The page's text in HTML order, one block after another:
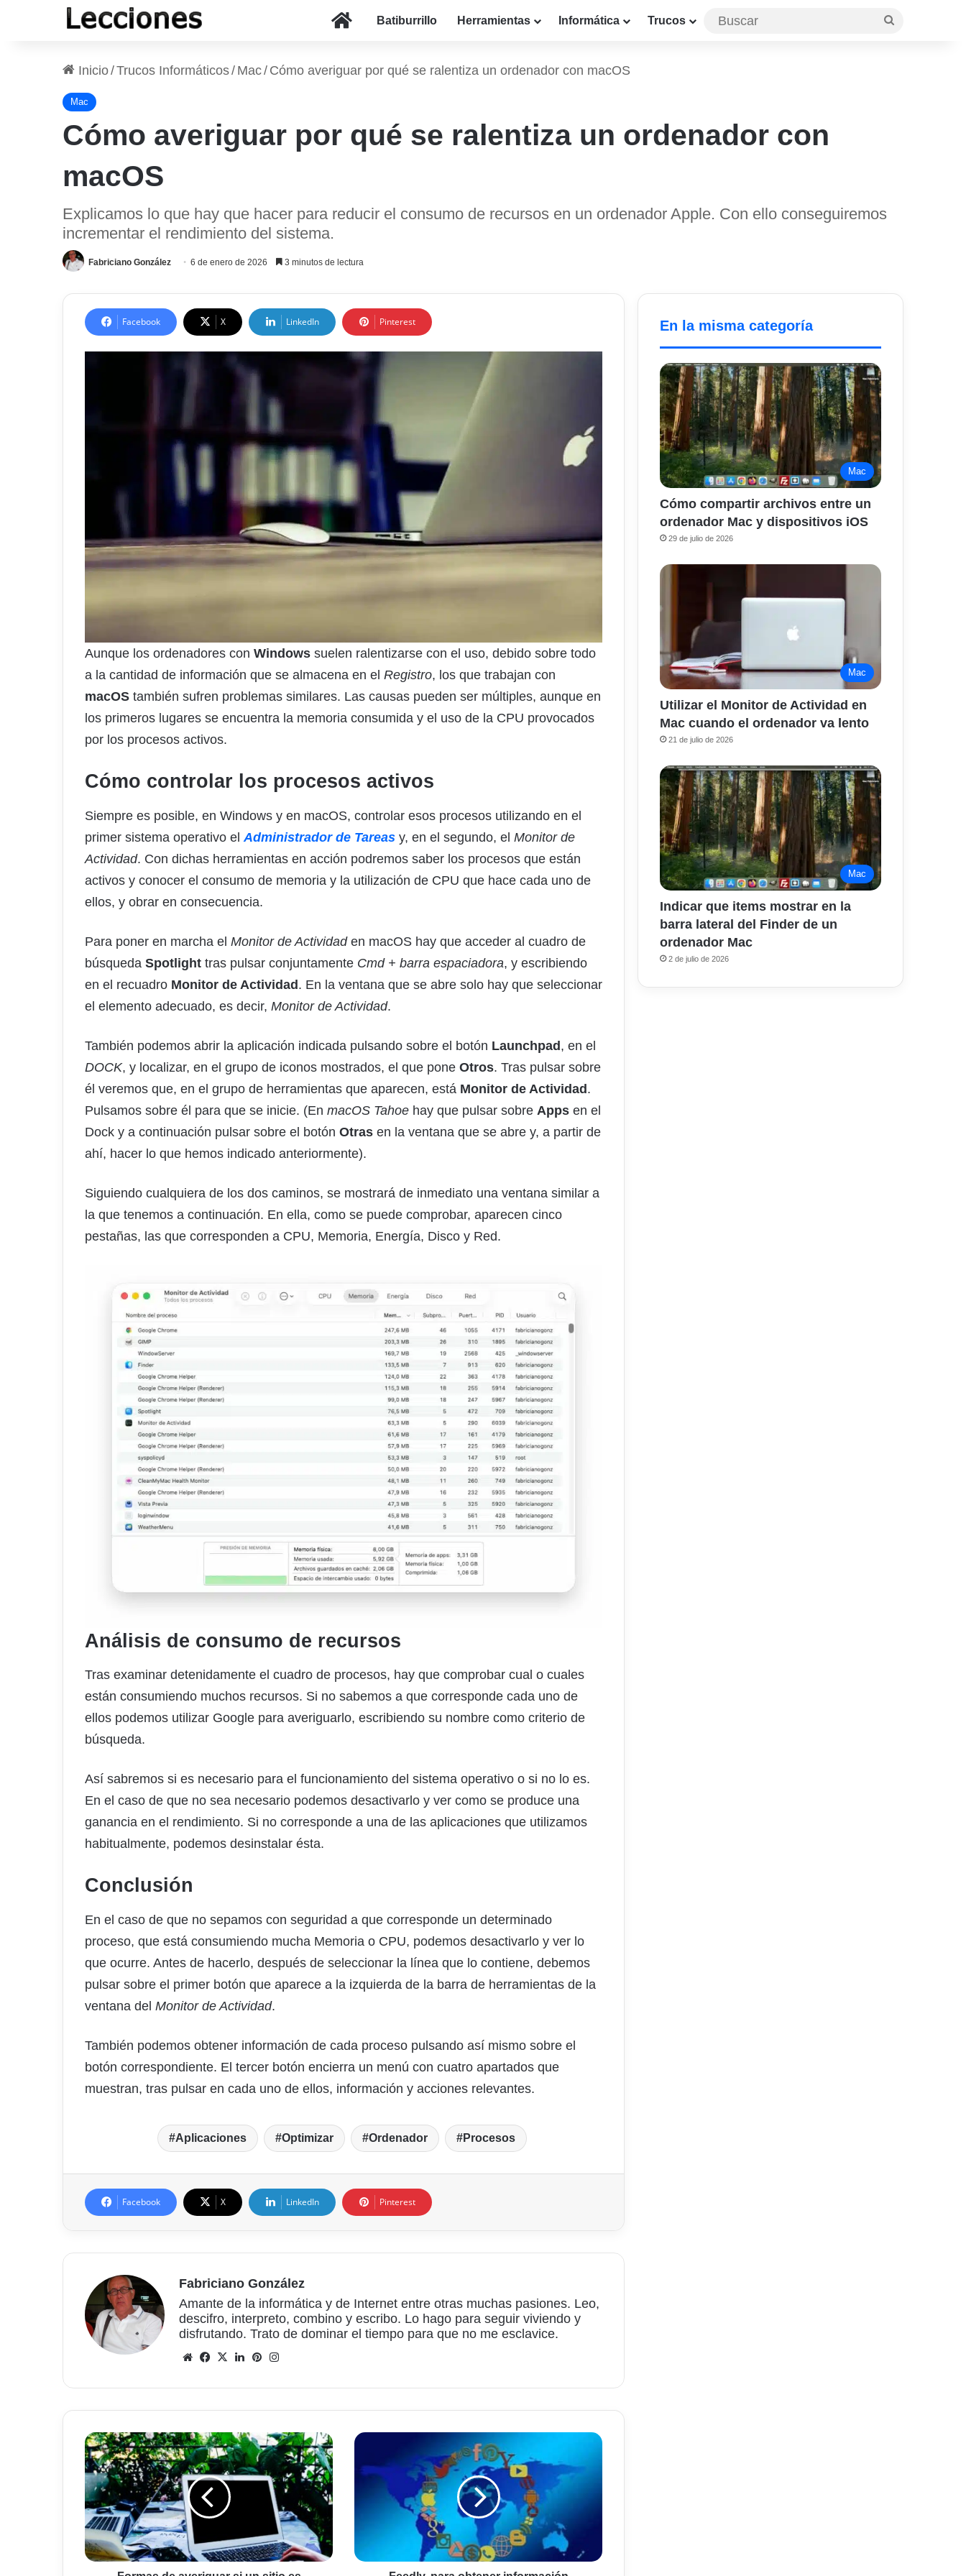
InicioBatiburrillo Herramientas Informática Trucos
Inicio/Trucos Informáticos/ Mac/ Cómo averiguar por qué se ralentiza un ordenador con macOS
Mac
Cómo averiguar por qué se ralentiza un ordenador con
macOS
Explicamos lo que hay que hacer para reducir el consumo de recursos en un ordenador Apple. Con ello conseguiremos
incrementar el rendimiento del sistema.
Fabriciano González 6 de enero de 2026 3 minutos de lectura
Facebook X LinkedIn Pinterest
Aunque los ordenadores con Windows suelen ralentizarse con el uso, debido sobre todo
a la cantidad de información que se almacena en el Registro, los que trabajan con
macOS también sufren problemas similares. Las causas pueden ser múltiples, aunque en
los primeros lugares se encuentra la memoria consumida y el uso de la CPU provocados
por los procesos activos.
Cómo controlar los procesos activos
Siempre es posible, en Windows y en macOS, controlar esos procesos utilizando en el
primer sistema operativo el Administrador de Tareas y, en el segundo, el Monitor de
Actividad. Con dichas herramientas en acción podremos saber los procesos que están
activos y conocer el consumo de memoria y la utilización de CPU que hace cada uno de
ellos, y obrar en consecuencia.
Para poner en marcha el Monitor de Actividaden macOS hay que acceder al cuadro de
búsqueda Spotlight tras pulsar conjuntamente Cmd + barra espaciadora, y escribiendo
en el recuadro Monitor de Actividad. En la ventana que se abre solo hay que seleccionar
el elemento adecuado, es decir, Monitor de Actividad.
También podemos abrir la aplicación indicada pulsando sobre el botón Launchpad, en el
DOCK, y localizar, en el grupo de iconos mostrados, el que pone Otros. Tras pulsar sobre
él veremos que, en el grupo de herramientas que aparecen, está Monitor de Actividad.
Pulsamos sobre él para que se inicie. (En macOS Tahoe hay que pulsar sobre Apps en el
Dock y a continuación pulsar sobre el botón Otras en la ventana que se abre y, a partir de
ahí, hacer lo que hemos indicado anteriormente).
Siguiendo cualquiera de los dos caminos, se mostrará de inmediato una ventana similar a
la que tenemos a continuación. En ella, como se puede comprobar, aparecen cinco
pestañas, las que corresponden a CPU, Memoria, Energía, Disco y Red.
Análisis de consumo de recursos
Tras examinar detenidamente el cuadro de procesos, hay que comprobar cual o cuales
están consumiendo muchos recursos. Si no sabemos a que corresponde cada uno de
ellos podemos utilizar Google para averiguarlo, escribiendo su nombre como criterio de
búsqueda.
Así sabremos si es necesario para el funcionamiento del sistema operativo o si no lo es.
En el caso de que no sea necesario podemos desactivarlo y ver como se produce una
ganancia en el rendimiento. Si no corresponde a una de las aplicaciones que utilizamos
habitualmente, podemos desinstalar ésta.
Conclusión
En el caso de que no sepamos con seguridad a que corresponde un determinado
proceso, que está consumiendo mucha Memoria o CPU, podemos desactivarlo y ver lo
que ocurre. Antes de hacerlo, después de seleccionar la línea que lo contiene, debemos
pulsar sobre el primer botón que aparece a la izquierda de la barra de herramientas de la
ventana del Monitor de Actividad.
También podemos obtener información de cada proceso pulsando así mismo sobre el
botón correspondiente. El tercer botón encierra un menú con cuatro apartados que
muestran, tras pulsar en cada uno de ellos, información y acciones relevantes.
Aplicaciones Optimizar Ordenador Procesos
Facebook X LinkedIn Pinterest
Fabriciano González
Amante de la informática y de Internet entre otras muchas pasiones. Leo,
descifro, interpreto, combino y escribo. Lo hago para seguir viviendo y
disfrutando. Trato de dominar el tiempo para que no me esclavice.
Sitio
Facebook
X LinkedInPinterest
Formas
de
averiguar
si
un
sitio
es
seguro
o
Feedly,
obtener
información
actualizada
En la misma categoría
Mac
Cómo compartir archivos entre un
ordenador Mac y dispositivos iOS
29 de julio de 2026
Mac
Utilizar el Monitor de Actividad en
Mac cuando el ordenador va lento
21 de julio de 2026
Mac
Indicar que items mostrar en la
barra lateral del Finder de un
ordenador Mac
2 de julio de 2026